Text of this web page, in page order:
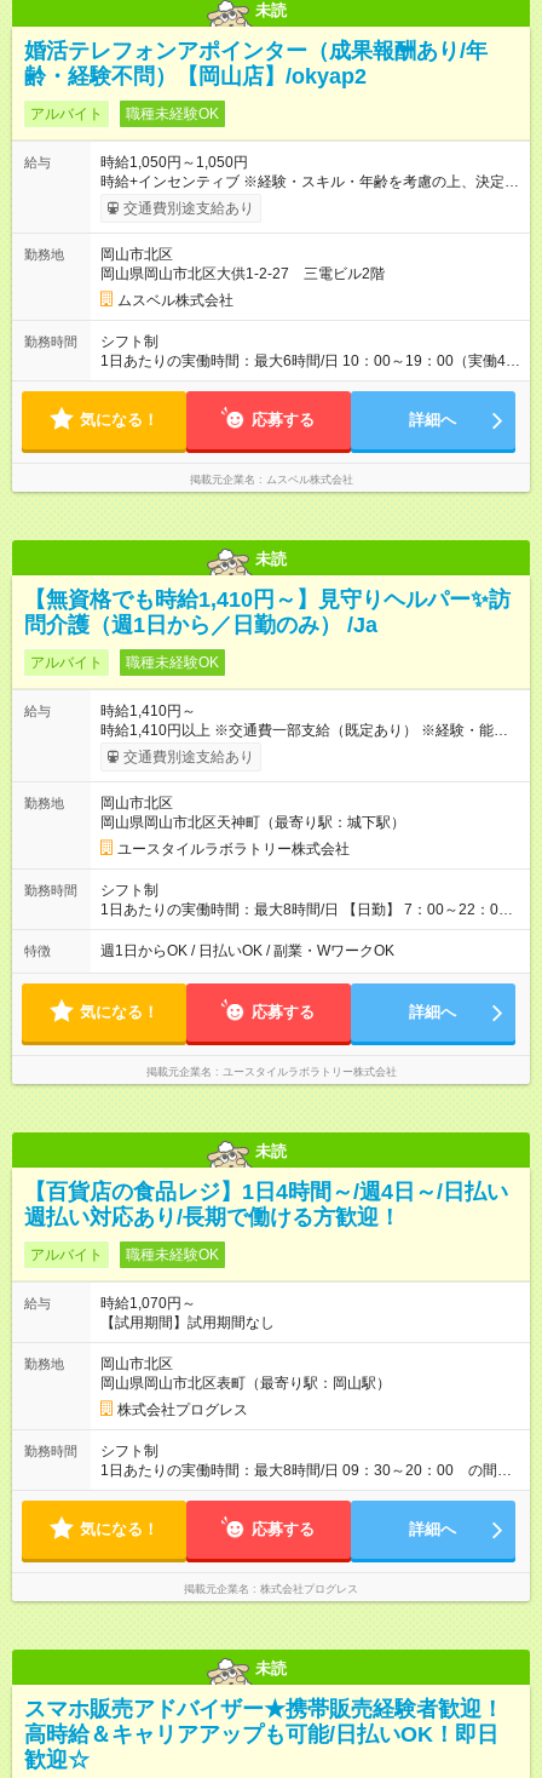
未読
婚活テレフォンアポインター（成果報酬あり/年
齢・経験不問）【岡山店】/okyap2
アルバイト 職種未経験OK
給与
時給1,050円～1,050円
時給+インセンティブ ※経験・スキル・年齢を考慮の上、決定し
ます。 《成果に応じたインセンティブ支給例》 テレアポ未経
験、入社5ヶ月目の女性パートさんが、時給に加えて、月7万円
果・貢献に応じた報酬制度が導入されています。 ※試用期間は3
ヶ月で、その間は有期契約です。そのほかの条件に変更はあり
ません。 【試用期間】試用期間あり 試用期間の長さ：2ヶ月
※ 雇用形態と給与に、本採用時と異なる部分があります。 雇用
形態：中途採用（契約社員） 給与：本採用時と同じです。 ※試
用期間は2ヶ月で、その間は有期契約です。そのほかの条件に変
間3ヶ月になります。
交通費別途支給あり
勤務地
岡山市北区
岡山県岡山市北区大供1-2-27 三電ビル2階
ムスベル株式会社
勤務時間
シフト制
1日あたりの実働時間：最大6時間/日 10：00～19：00（実働4時
間～6時間） ・上記期間帯のうち4時間～6時間 ・週3日～5日
気になる！ 応募する 詳細へ
掲載元企業名 ムスベル株式会社
未読
【無資格でも時給1,410円～】見守りヘルパー✨訪
問介護（週1日から／日勤のみ） /Ja
アルバイト 職種未経験OK
給与
時給1,410円～
時給1,410円以上 ※交通費一部支給（既定あり） ※経験・能力を
考慮して決定します 【収入例】 週1回勤務の場合：1,410円×8時
間×4回=4万5,120円 週3回勤務の場合：1,410円×8時間×12回
5,600円 【試用期間】試用期間あり 試用期間の長さ：2ヶ月
※ 雇用形態と給与に、本採用時と異なる部分があります。 雇用
形態：本採用時と同じです。 給与：時給 1,050円以上
交通費別途支給あり
勤務地
岡山市北区
岡山県岡山市北区天神町（最寄り駅：城下駅）
ユースタイルラボラトリー株式会社
勤務時間
シフト制
1日あたりの実働時間：最大8時間/日 【日勤】 7：00～22：00
の間で8時間勤務（休憩時間は法定通り） ※週1日～OK ／ 夜勤
なし ＊＊ 勤務時間例 ＊＊ ■8時から17時 ■9時から18時 ■10
定（毎週同じ曜日勤務）
特徴 週1日からOK / 日払いOK / 副業・WワークOK
気になる！ 応募する 詳細へ
掲載元企業名 ユースタイルラボラトリー株式会社
未読
【百貨店の食品レジ】1日4時間～/週4日～/日払い
週払い対応あり/長期で働ける方歓迎！
アルバイト 職種未経験OK
給与
時給1,070円～
【試用期間】試用期間なし
勤務地
岡山市北区
岡山県岡山市北区表町（最寄り駅：岡山駅）
株式会社プログレス
勤務時間
シフト制
1日あたりの実働時間：最大8時間/日 09：30～20：00 の間で4
時間～ 上記時間内でご希望の勤務時間をご相談ください。 ※実
上 土日祝日勤務できる方歓迎！ 平日のみの勤務の方、相談可能
務形態】シフト制
気になる！ 応募する 詳細へ
掲載元企業名 株式会社プログレス
未読
スマホ販売アドバイザー★携帯販売経験者歓迎！
高時給＆キャリアアップも可能/日払いOK！即日
歓迎☆